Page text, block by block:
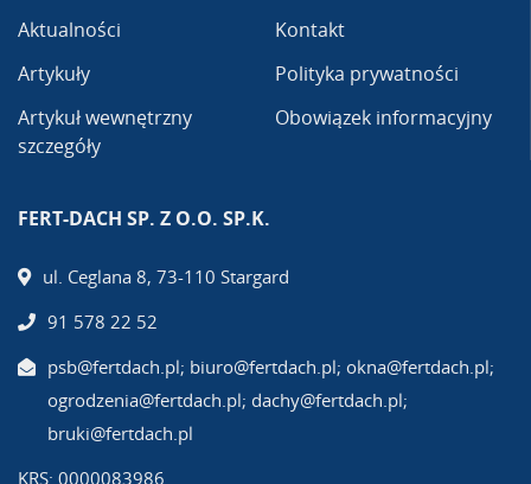
Aktualności
Artykuły
Artykuł wewnętrzny
szczegóły
Kontakt
Polityka prywatności
Obowiązek informacyjny
FERT-DACH SP. Z O.O. SP.K.
ul. Ceglana 8, 73-110 Stargard
91 578 22 52
psb@fertdach.pl; biuro@fertdach.pl; okna@fertdach.pl;
ogrodzenia@fertdach.pl; dachy@fertdach.pl;
bruki@fertdach.pl
KRS: 0000083986